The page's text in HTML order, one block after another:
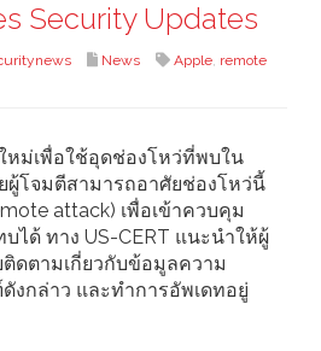
Security Updates
News Apple, remote
หม่เพื่อใช้อุดช่องโหว่ที่พบใน
ผู้โจมตีสามารถอาศัยช่องโหว่นี้
attack) เพื่อเข้าควบคุม
ได้ ทาง US-CERT แนะนำให้ผู้
ดตามเกี่ยวกับข้อมูลความ
กล่าว และทำการอัพเดทอยู่